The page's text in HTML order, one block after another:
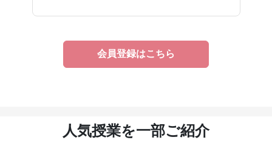
会員登録はこちら
人気授業を一部ご紹介